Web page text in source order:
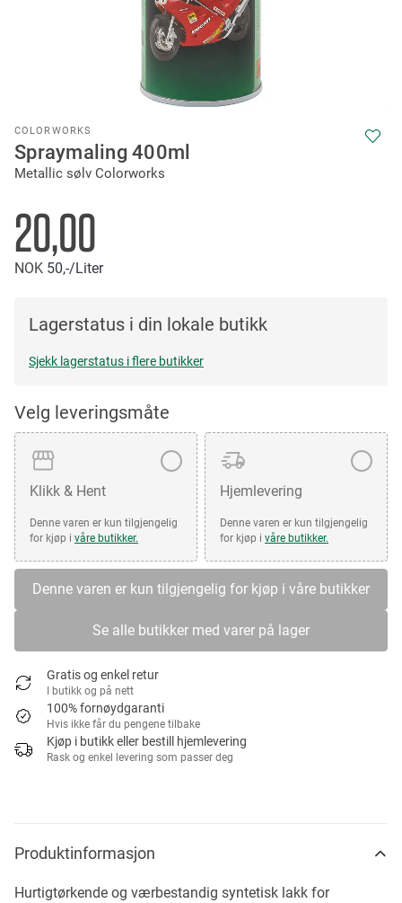
COLORWORKS
Spraymaling 400ml
Metallic sølv Colorworks
20,00
NOK 50,-/Liter
Lagerstatus i din lokale butikk
Sjekk lagerstatus i flere butikker
Velg leveringsmåte
Klikk & Hent
Denne varen er kun tilgjengelig
for kjøp i våre butikker.
Hjemlevering
Denne varen er kun tilgjengelig
for kjøp i våre butikker.
Denne varen er kun tilgjengelig for kjøp i våre butikker
Se alle butikker med varer på lager
Gratis og enkel retur
I butikk og på nett
100% fornøydgaranti
Hvis ikke får du pengene tilbake
Kjøp i butikk eller bestill hjemlevering
Rask og enkel levering som passer deg
to
the
beginning
the
images
gallery
Produktinformasjon
Hurtigtørkende og værbestandig syntetisk lakk for